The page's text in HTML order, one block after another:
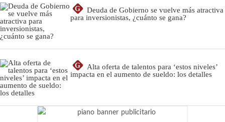
G
Deuda de Gobierno se vuelve más atractiva
para inversionistas, ¿cuánto se gana?
G
Alta oferta de talentos para ‘estos niveles’
impacta en el aumento de sueldo: los detalles